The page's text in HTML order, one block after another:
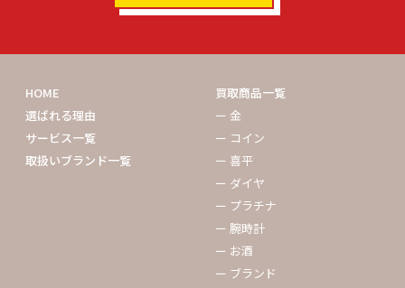
HOME
選ばれる理由
サービス一覧
取扱いブランド一覧
買取商品一覧
ー 金
ー コイン
ー 喜平
ー ダイヤ
ー プラチナ
ー 腕時計
ー お酒
ー ブランド